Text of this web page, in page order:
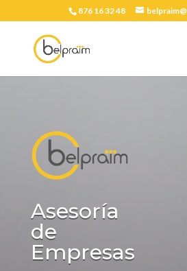
876 16 32 48
Asesoría
de
Empresas